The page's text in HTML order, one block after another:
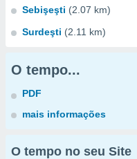
Sebişeşti (2.07 km)
Surdeşti (2.11 km)
O tempo...
PDF
mais informações
O tempo no seu Site